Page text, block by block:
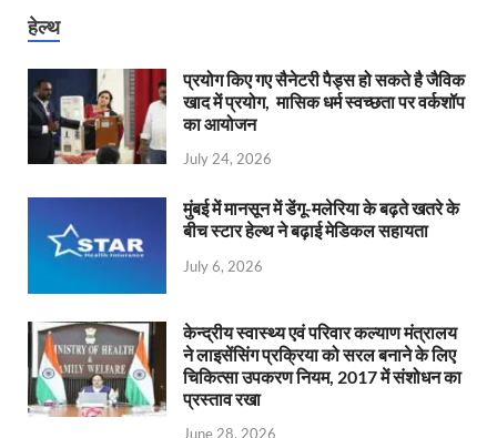
हेल्थ
प्रयोग किए गए सैनेटरी पैड्स हो सकते है जैविक
खाद में प्रयोग, मासिक धर्म स्वच्छता पर वर्कशॉप
का आयोजन
July 24, 2026
मुंबई में मानसून में डेंगू-मलेरिया के बढ़ते खतरे के
बीच स्टार हेल्थ ने बढ़ाई मेडिकल सहायता
July 6, 2026
केन्‍द्रीय स्वास्थ्य एवं परिवार कल्याण मंत्रालय
ने लाइसेंसिंग प्रक्रिया को सरल बनाने के लिए
चिकित्सा उपकरण नियम, 2017 में संशोधन का
प्रस्ताव रखा
June 28, 2026